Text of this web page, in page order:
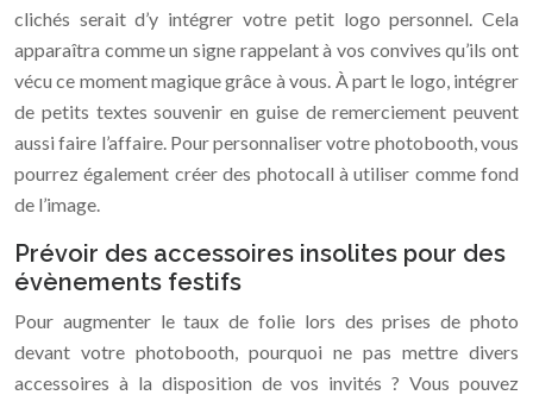
clichés serait d’y intégrer votre petit logo personnel. Cela
apparaîtra comme un signe rappelant à vos convives qu’ils ont
vécu ce moment magique grâce à vous. À part le logo, intégrer
de petits textes souvenir en guise de remerciement peuvent
aussi faire l’affaire. Pour personnaliser votre photobooth, vous
pourrez également créer des photocall à utiliser comme fond
de l’image.
Prévoir des accessoires insolites pour des
évènements festifs
Pour augmenter le taux de folie lors des prises de photo
devant votre photobooth, pourquoi ne pas mettre divers
accessoires à la disposition de vos invités ? Vous pouvez